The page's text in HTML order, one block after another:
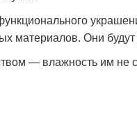
Они
— влажность им не